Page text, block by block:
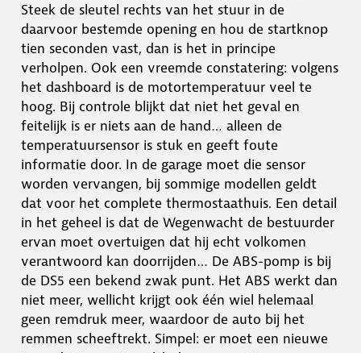
Steek de sleutel rechts van het stuur in de
daarvoor bestemde opening en hou de startknop
tien seconden vast, dan is het in principe
verholpen. Ook een vreemde constatering: volgens
het dashboard is de motortemperatuur veel te
hoog. Bij controle blijkt dat niet het geval en
feitelijk is er niets aan de hand… alleen de
temperatuursensor is stuk en geeft foute
informatie door. In de garage moet die sensor
worden vervangen, bij sommige modellen geldt
dat voor het complete thermostaathuis. Een detail
in het geheel is dat de Wegenwacht de bestuurder
ervan moet overtuigen dat hij echt volkomen
verantwoord kan doorrijden… De ABS-pomp is bij
de DS5 een bekend zwak punt. Het ABS werkt dan
niet meer, wellicht krijgt ook één wiel helemaal
geen remdruk meer, waardoor de auto bij het
remmen scheeftrekt. Simpel: er moet een nieuwe